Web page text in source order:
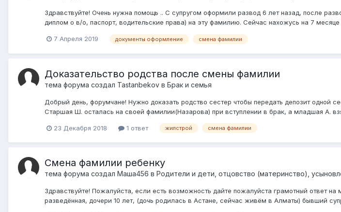
Здравствуйте! Очень нужна помощь .. С супругом оформили развод 6 лет назад, после
диплом о в/о, паспорт, водительские права) на эту фамилию. Сейчас нахожусь на 7
7 Апреля 2019 документы оформление смена фамилии
Доказательство родства после смены фамилии
тема форума создал Tastanbekov в Брак и семья
Добрый день, форумчане! Нужно доказать родство сестер чтобы передать депозит одной
Старшая Ш. осталась на своей фамилии(Назарова) при вступлении в брак, а младшая А.
23 Декабря 2018 1 ответ жилстрой смена фамилии
Смена фамилии ребенку
тема форума создал Маша456 в Родители и дети, отцовство (материнство),
Здравствуйте! Пожалуйста, если есть возможность дайте пожалуйста грамотный ответ
разведённая, дочери 10 лет, (дочь родилась в Астане, сейчас живём в Алматы) бывший